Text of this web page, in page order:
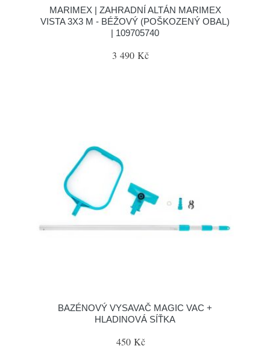
MARIMEX | ZAHRADNÍ ALTÁN MARIMEX
VISTA 3X3 M - BÉŽOVÝ (POŠKOZENÝ OBAL)
| 109705740
3 490 Kč
BAZÉNOVÝ VYSAVAČ MAGIC VAC +
HLADINOVÁ SÍŤKA
450 Kč